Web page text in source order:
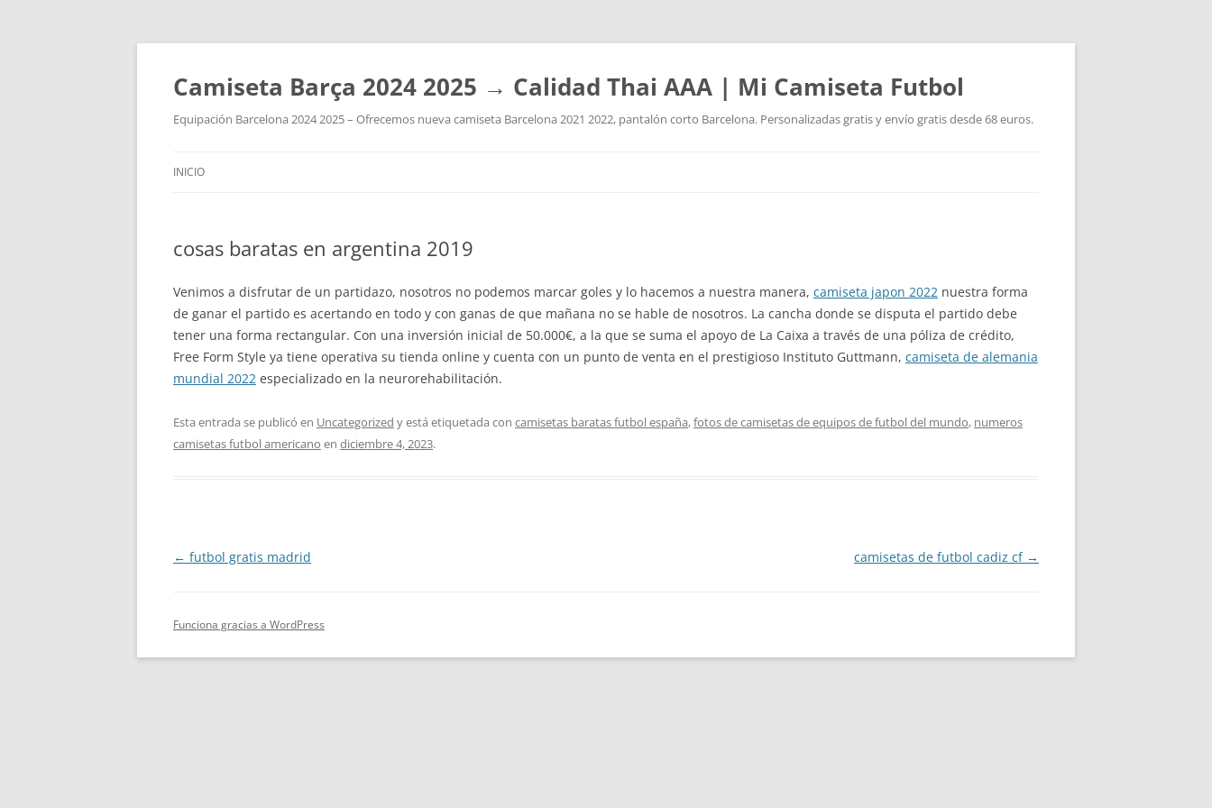
Camiseta Barça 2024 2025 → Calidad Thai AAA | Mi Camiseta Futbol
Equipación Barcelona 2024 2025 – Ofrecemos nueva camiseta Barcelona 2021 2022, pantalón corto Barcelona. Personalizadas gratis y envío gratis desde 68 euros.
INICIO
cosas baratas en argentina 2019
Venimos a disfrutar de un partidazo, nosotros no podemos marcar goles y lo hacemos a nuestra manera, camiseta japon 2022 nuestra forma
de ganar el partido es acertando en todo y con ganas de que mañana no se hable de nosotros. La cancha donde se disputa el partido debe
tener una forma rectangular. Con una inversión inicial de 50.000€, a la que se suma el apoyo de La Caixa a través de una póliza de crédito,
Free Form Style ya tiene operativa su tienda online y cuenta con un punto de venta en el prestigioso Instituto Guttmann, camiseta de alemania
mundial 2022 especializado en la neurorehabilitación.
Esta entrada se publicó en Uncategorized y está etiquetada con camisetas baratas futbol españa,fotos de camisetas de equipos de futbol del mundo, numeros
camisetas futbol americano en diciembre 4, 2023.
Navegación
← futbol gratis madrid camisetas de futbol cadiz cf →
Funciona gracias a WordPress